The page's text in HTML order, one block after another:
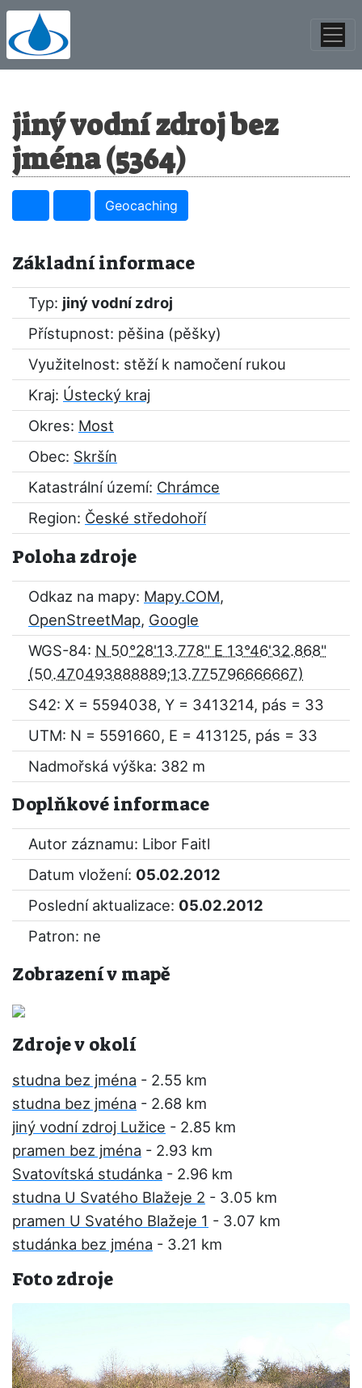
jiný vodní zdroj bez
jména (5364)
Geocaching
Základní informace
Typ: jiný vodní zdroj
Přístupnost: pěšina (pěšky)
Využitelnost: stěží k namočení rukou
Kraj: Ústecký kraj
Okres: Most
Obec: Skršín
Katastrální území: Chrámce
Region: České středohoří
Poloha zdroje
Odkaz na mapy: Mapy.COM,
OpenStreetMap, Google
WGS-84: N 50°28'13.778" E 13°46'32.868"
S42: X = 5594038, Y = 3413214, pás = 33
UTM: N = 5591660, E = 413125, pás = 33
Nadmořská výška: 382 m
Doplňkové informace
Autor záznamu: Libor Faitl
Datum vložení: 05.02.2012
Poslední aktualizace: 05.02.2012
Patron: ne
Zobrazení v mapě
Zdroje v okolí
studna bez jména - 2.55 km
studna bez jména - 2.68 km
jiný vodní zdroj Lužice - 2.85 km
pramen bez jména - 2.93 km
Svatovítská studánka - 2.96 km
studna U Svatého Blažeje 2 - 3.05 km
pramen U Svatého Blažeje 1 - 3.07 km
studánka bez jména - 3.21 km
Foto zdroje